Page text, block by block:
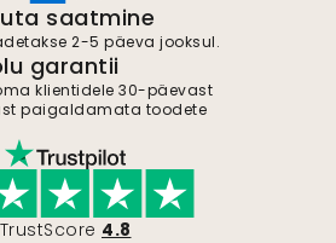
saatmine
2-5 päeva jooksul.
garantii
klientidele 30-päevast
paigaldamata toodete
TrustScore 4.8